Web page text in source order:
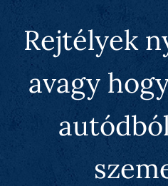
Rejtélyek
avagy